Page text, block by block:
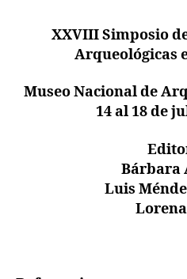
XXVIII Simposio
Arqueológicas
Museo Nacional de
14 al 18 de
Bárbara
Luis